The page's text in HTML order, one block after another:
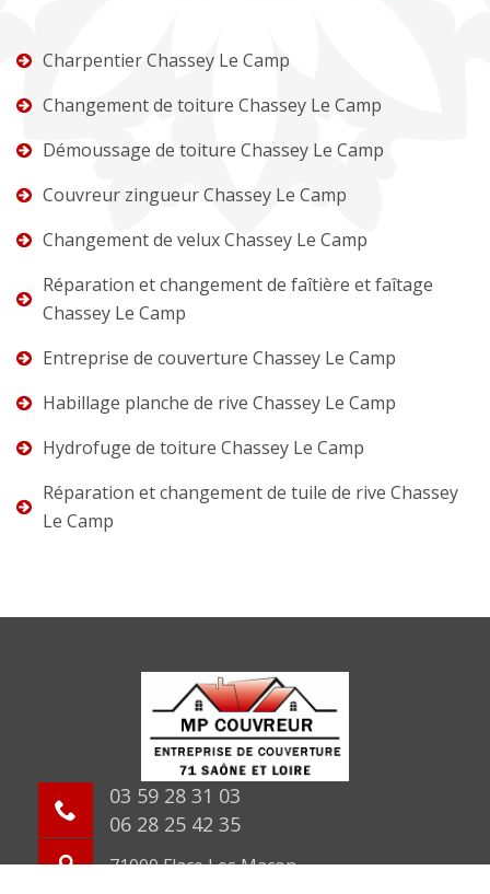
Charpentier Chassey Le Camp
Changement de toiture Chassey Le Camp
Démoussage de toiture Chassey Le Camp
Couvreur zingueur Chassey Le Camp
Changement de velux Chassey Le Camp
Réparation et changement de faîtière et faîtage
Chassey Le Camp
Entreprise de couverture Chassey Le Camp
Habillage planche de rive Chassey Le Camp
Hydrofuge de toiture Chassey Le Camp
Réparation et changement de tuile de rive Chassey
Le Camp
03 59 28 31 03
06 28 25 42 35
71000 Flace Les Macon